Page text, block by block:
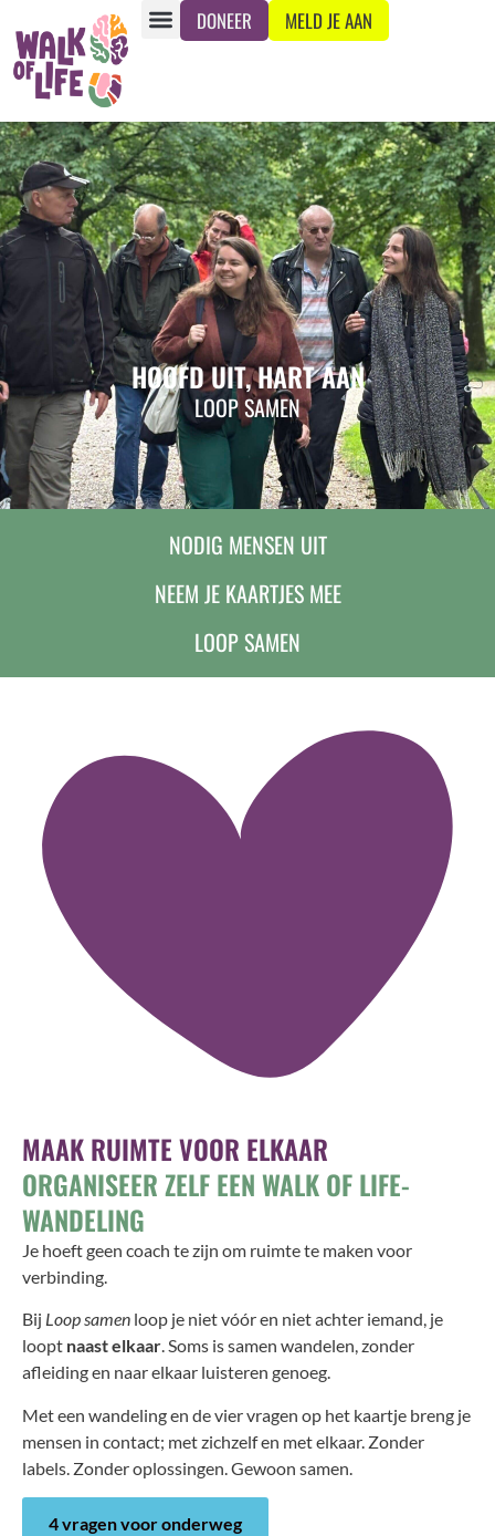
inhoud
DONEER MELD JE AAN
HOOFD UIT, HART AAN
LOOP SAMEN
NODIG MENSEN UIT
NEEM JE KAARTJES MEE
LOOP SAMEN
MAAK RUIMTE VOOR ELKAAR
ORGANISEER ZELF EEN WALK OF LIFE-
WANDELING
Je hoeft geen coach te zijn om ruimte te maken voor
verbinding.
Bij Loop samen loop je niet vóór en niet achter iemand, je
loopt naast elkaar. Soms is samen wandelen, zonder
afleiding en naar elkaar luisteren genoeg.
Met een wandeling en de vier vragen op het kaartje breng je
mensen in contact; met zichzelf en met elkaar. Zonder
labels. Zonder oplossingen. Gewoon samen.
4 vragen voor onderweg